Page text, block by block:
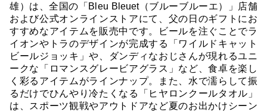
雄）は、全国の「Bleu Bleuet（ブルーブルーエ）」店舗
および公式オンラインストアにて、父の日のギフトにお
すすめなアイテムを販売中です。ビールを注ぐことでラ
イオンやトラのデザインが完成する「ワイルドキャット
ビールジョッキ」や、ダンディなおじさんが現れるユニ
ークな「ロマンスグレービアグラス」など、食卓を楽し
く彩るアイテムがラインナップ。また、水で濡らして振
るだけでひんやり冷たくなる「ヒヤロンクールタオル」
は、スポーツ観戦やアウトドアなど夏のお出かけシーン